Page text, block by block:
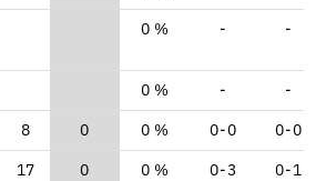
0 % - -
0 % -
-
8 0 0 % 0-0
0-0
17 0 0 % 0-3
0-1